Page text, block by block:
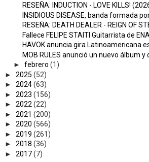
RESEÑA: INDUCTION - LOVE KILLS!
INSIDIOUS DISEASE, banda formada
RESEÑA: DEATH DEALER - REIGN OF
Fallece FELIPE STAITI Guitarrista de
HAVOK anuncia gira Latinoamericana
MOB RULES anunció un nuevo álbum y
► febrero (1)
► 2025 (52)
► 2024(63)
► 2023 (156)
► 2022 (22)
► 2021 (200)
► 2020 (566)
► 2019 (261)
► 2018 (36)
► 2017(7)